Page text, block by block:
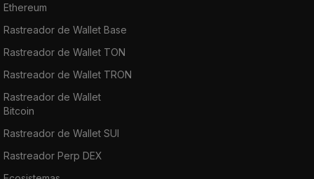
Ethereum
Rastreador de Wallet Base
Rastreador de Wallet TON
Rastreador de Wallet TRON
Rastreador de Wallet
Bitcoin
Rastreador de Wallet SUI
Rastreador Perp DEX